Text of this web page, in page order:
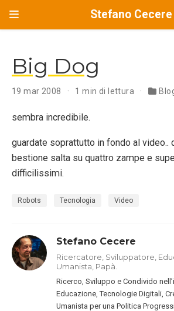
Stefano Cecere
Big Dog
19 mar 2008 1 min di lettura
sembra incredibile.
guardate soprattutto in fondo al video..
bestione salta su quattro zampe e
difficilissimi.
Robots Tecnologia Video
Stefano Cecere
Ricercatore, Sviluppatore,
Umanista, Papà.
Ricerco, Sviluppo e Condivido
Educazione, Tecnologie Digitali,
Umanista per una Politica